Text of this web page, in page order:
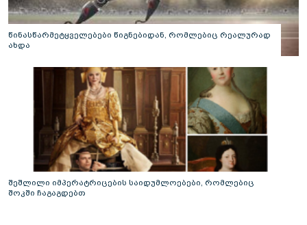
წინასწარმეტყველებები წიგნებიდან, რომლებიც რეალურად
ახდა
შეშლილი იმპერატრიცების საიდუმლოებები, რომლებიც
შოკში ჩაგაგდებთ